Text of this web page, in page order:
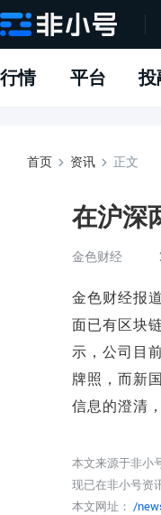
APP下载
指标说明
问题反馈
行情 平台 投
首页 资讯 正文
在沪深
金色财经
金色财经报
面已有区块
示，公司目
牌照，而新
信息的澄清
本文来源于非小
现已在非小号资
本文网址： /